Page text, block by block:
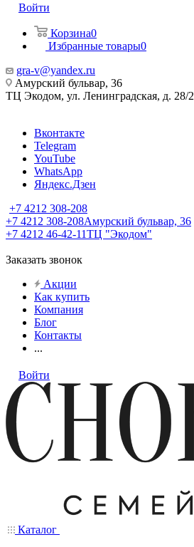
Войти
Корзина0
Избранные товары0
gra-v@yandex.ru
Амурский бульвар, 36
ТЦ Экодом, ул. Ленинградская, д. 28/2
Вконтакте
Telegram
YouTube
WhatsApp
Яндекс.Дзен
+7 4212 308-208
+7 4212 308-208Амурский бульвар, 36
+7 4212 46-42-11ТЦ "Экодом"
Заказать звонок
Акции
Как купить
Компания
Блог
Контакты
...
Войти
Каталог